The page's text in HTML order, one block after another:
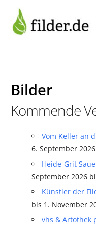
Inhalt
springen
Bilder
Kommende
Vom Keller an
6. September
Heide-Grit
September 2026
Künstler der
bis 1. November
vhs & Artothek